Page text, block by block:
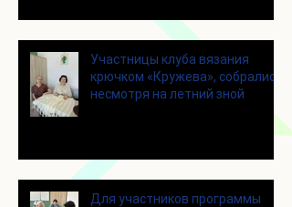
Участницы клуба вязания
крючком «Кружева», собрались
несмотря на летний зной
Для участников программы